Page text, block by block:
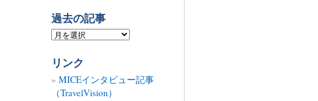
過去の記事
過
の
記
事
リンク
MICEインタビュー記事
（TravelVision）